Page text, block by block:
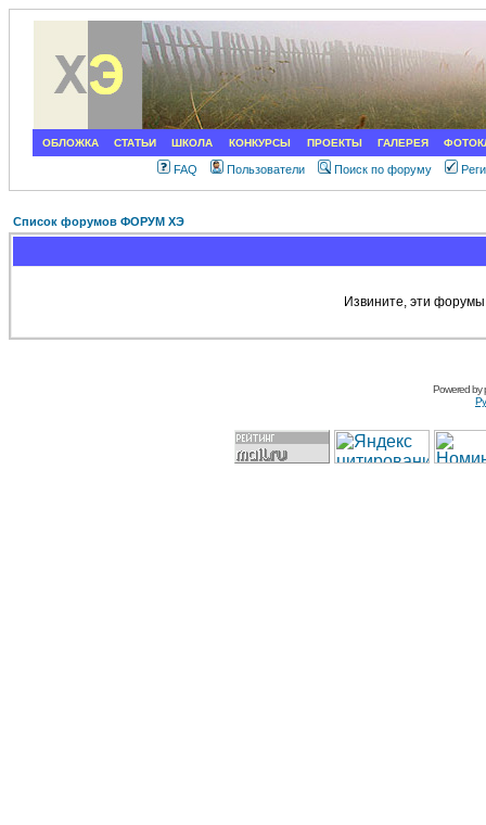
ОБЛОЖКА СТАТЬИ ШКОЛА КОНКУРСЫ ПРОЕКТЫ ГАЛЕРЕЯ
FAQ Пользователи Поиск по форуму
Список форумов ФОРУМ ХЭ
Извините, эти
Powered by